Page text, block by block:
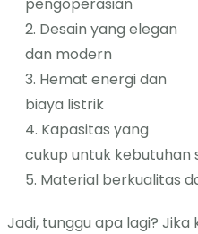
Desain yang elegan
dan modern
Hemat energi dan
biaya listrik
Kapasitas yang
cukup untuk kebutuhan
Material berkualitas
Jadi, tunggu apa lagi?